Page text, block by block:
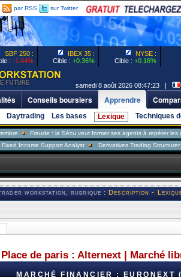
par RSS sur Twitter
SBF 250 :
: -1.44%
IBEX 35 :
Cible : +0.36%
NYSE :
Cible : +0.16%
samedi 8 août 2026 08:47:23 |
Conseils boursiers Apprendre
Daytrading Les bases Lexique Techniques
Fraude : la Sécu veut former ses agents à repérer les assurés
Support Analyst Derivatives Trading Structurer FX
trader workstation, rubrique :Description -
Place de paris : Alternext | Marché
MARCHÉ FINANCIER : EURONEXT